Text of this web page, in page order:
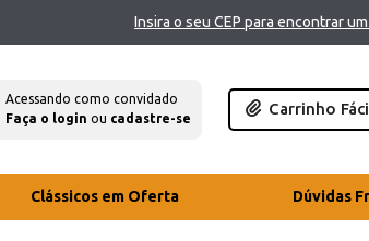
Insira o seu CEP para encontrar
Acessando como convidado
Faça o login ou cadastre-se
Carrinho
Clássicos em Oferta Dúvidas